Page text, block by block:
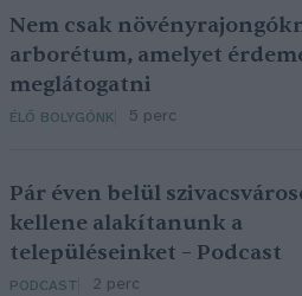
Nem csak
arborétum, amelyet
meglátogatni
ÉLŐ BOLYGÓNK 5 perc
Pár éven belül
kellene alakítanunk a
településeinket – Podcast
PODCAST 2 perc